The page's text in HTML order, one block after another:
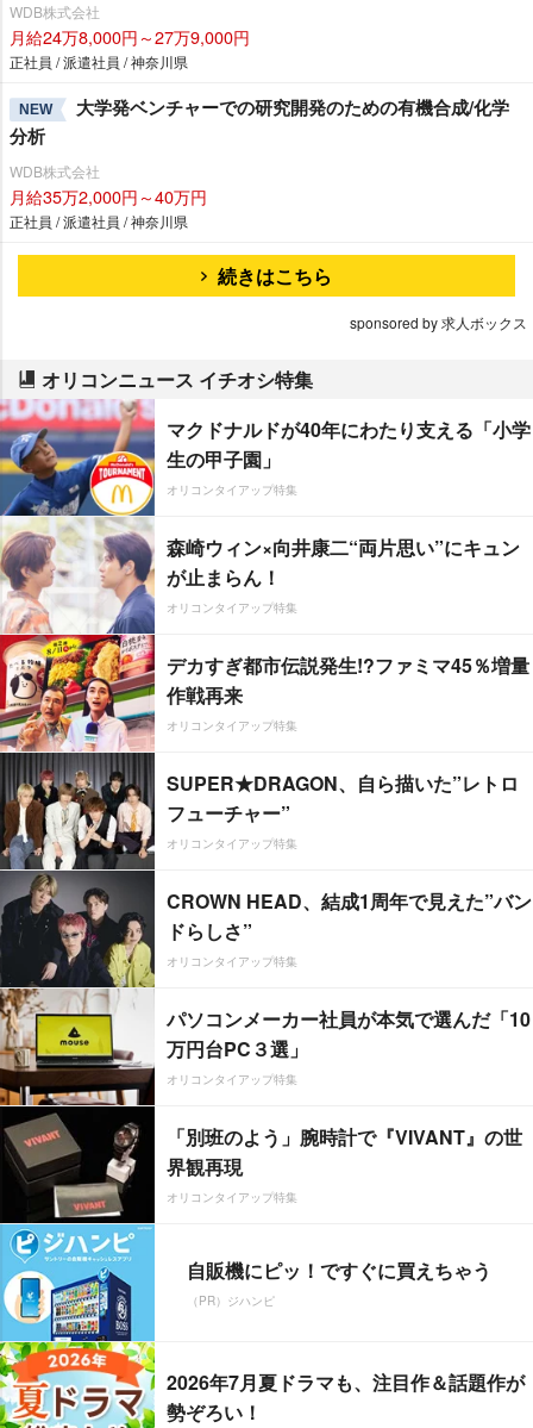
WDB株式会社
月給24万8,000円～27万9,000円
正社員 / 派遣社員 / 神奈川県
NEW
大学発ベンチャーでの研究開発のための有機合成/化学
分析
WDB株式会社
月給35万2,000円～40万円
正社員 / 派遣社員 / 神奈川県
続きはこちら
sponsored by 求人ボックス
オリコンニュース イチオシ特集
マクドナルドが40年にわたり支える「小学
生の甲子園」
オリコンタイアップ特集
森崎ウィン×向井康二“両片思い”にキュン
が止まらん！
オリコンタイアップ特集
デカすぎ都市伝説発生!?ファミマ45％増量
作戦再来
オリコンタイアップ特集
SUPER★DRAGON、自ら描いた”レトロ
フューチャー”
オリコンタイアップ特集
CROWN HEAD、結成1周年で見えた”バン
ドらしさ”
オリコンタイアップ特集
パソコンメーカー社員が本気で選んだ「10
万円台PC３選」
オリコンタイアップ特集
「別班のよう」腕時計で『VIVANT』の世
界観再現
オリコンタイアップ特集
自販機にピッ！ですぐに買えちゃう
（PR）ジハンピ
2026年7月夏ドラマも、注目作＆話題作が
勢ぞろい！